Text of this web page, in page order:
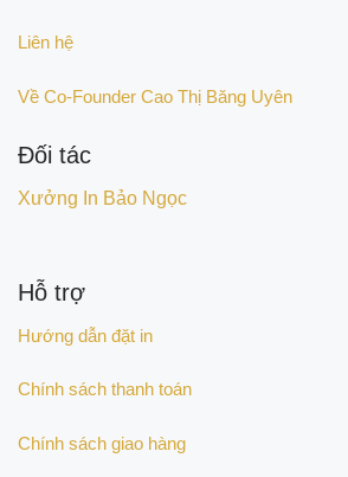
Liên hệ
Về Co-Founder Cao Thị Băng Uyên
Đối tác
Xưởng In Bảo Ngọc
Hỗ trợ
Hướng dẫn đặt in
Chính sách thanh toán
Chính sách giao hàng